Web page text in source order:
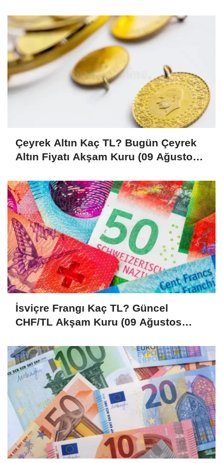
Çeyrek Altın Kaç TL? Bugün Çeyrek
Altın Fiyatı Akşam Kuru (09 Ağustos
İsviçre Frangı Kaç TL? Güncel
CHF/TL Akşam Kuru (09 Ağustos